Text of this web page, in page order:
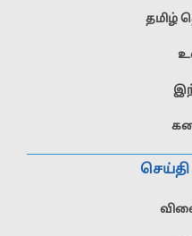
தமிழ்
செய்தி